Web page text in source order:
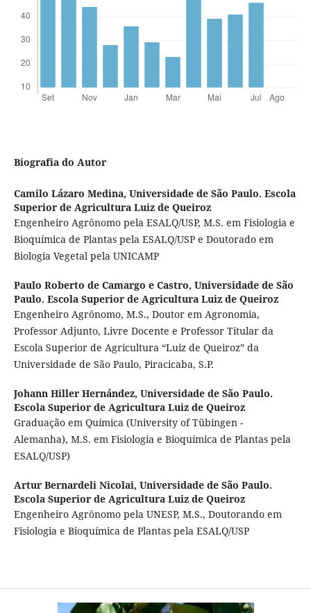
Biografia do Autor
Camilo Lázaro Medina, Universidade de São Paulo. Escola
Superior de Agricultura Luiz de Queiroz
Engenheiro Agrônomo pela ESALQ/USP, M.S. em Fisiologia e
Bioquímica de Plantas pela ESALQ/USP e Doutorado em
Biologia Vegetal pela UNICAMP
Paulo Roberto de Camargo e Castro, Universidade de São
Paulo. Escola Superior de Agricultura Luiz de Queiroz
Engenheiro Agrônomo, M.S., Doutor em Agronomia,
Professor Adjunto, Livre Docente e Professor Titular da
Escola Superior de Agricultura “Luiz de Queiroz” da
Universidade de São Paulo, Piracicaba, S.P.
Johann Hiller Hernández, Universidade de São Paulo.
Escola Superior de Agricultura Luiz de Queiroz
Graduação em Química (University of Tübingen -
Alemanha), M.S. em Fisiologia e Bioquímica de Plantas pela
ESALQ/USP)
Artur Bernardeli Nicolai, Universidade de São Paulo.
Escola Superior de Agricultura Luiz de Queiroz
Engenheiro Agrônomo pela UNESP, M.S., Doutorando em
Fisiologia e Bioquímica de Plantas pela ESALQ/USP